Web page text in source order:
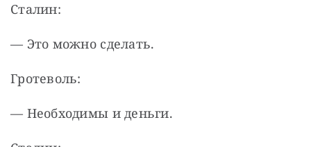
Сталин:
— Это можно сделать.
Гротеволь:
— Необходимы и деньги.